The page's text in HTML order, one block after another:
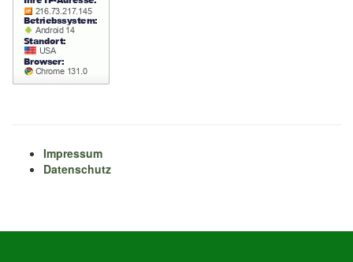
Impressum
Datenschutz